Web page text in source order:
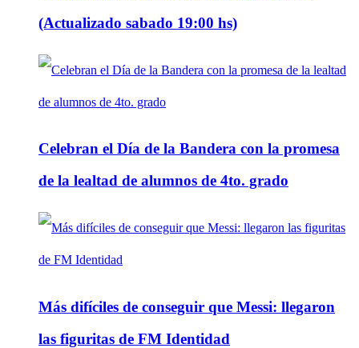
(Actualizado sabado 19:00 hs)
Celebran el Día de la Bandera con la promesa
de la lealtad de alumnos de 4to. grado
Más difíciles de conseguir que Messi: llegaron
las figuritas de FM Identidad